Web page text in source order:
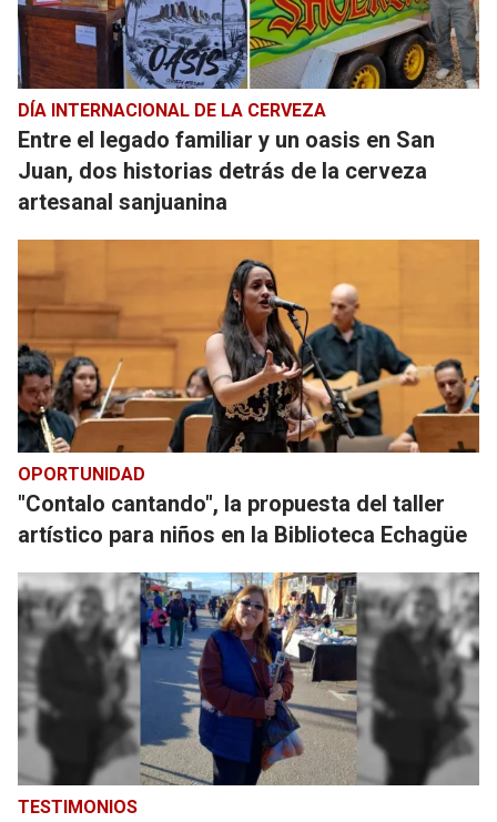
DÍA INTERNACIONAL DE LA CERVEZA
Entre el legado familiar y un oasis en San
Juan, dos historias detrás de la cerveza
artesanal sanjuanina
OPORTUNIDAD
"Contalo cantando", la propuesta del taller
artístico para niños en la Biblioteca Echagüe
TESTIMONIOS